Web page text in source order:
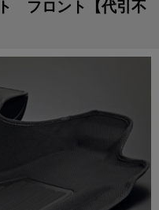
フロント【代引不